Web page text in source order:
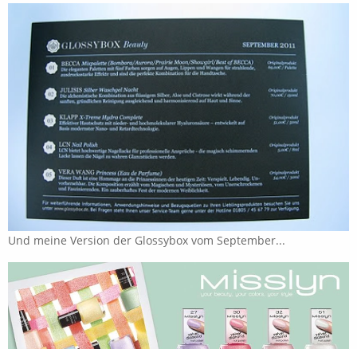
Und meine Version der Glossybox vom September...